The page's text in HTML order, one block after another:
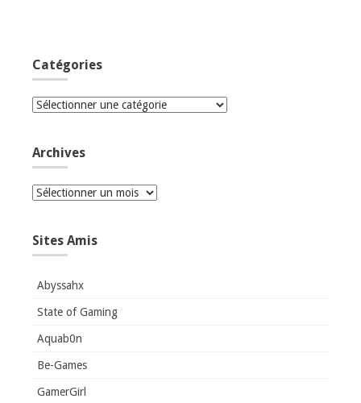
Catégories
Catégories
Archives
Archives
Sites Amis
Abyssahx
State of Gaming
Aquab0n
Be-Games
GamerGirl